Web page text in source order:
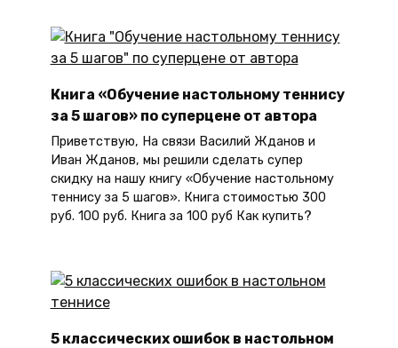
Книга «Обучение настольному теннису
за 5 шагов» по суперцене от автора
Приветствую, На связи Василий Жданов и
Иван Жданов, мы решили сделать супер
скидку на нашу книгу «Обучение настольному
теннису за 5 шагов». Книга стоимостью 300
руб. 100 руб. Книга за 100 руб Как купить?
5 классических ошибок в настольном